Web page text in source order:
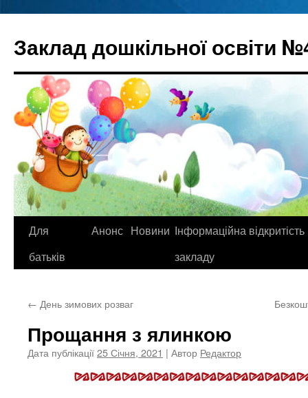
вмісту
Заклад дошкільної освіти
Для
батьків
Анонс Новини Інформаційна відкритість
закладу
← День зимових розваг
Прощання з ялинкою
Дата публікації25 Січня, 2021 | Автор Редактор